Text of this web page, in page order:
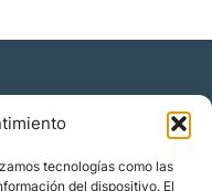
tecnologías como las
del dispositivo. El